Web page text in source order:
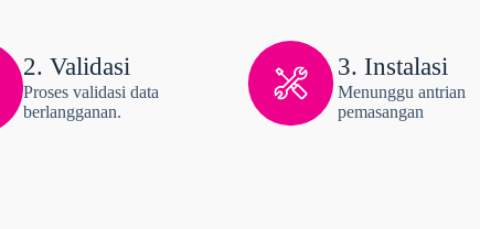
2. Validasi
Proses validasi data
berlangganan.
3. Instalasi
Menunggu antrian
pemasangan